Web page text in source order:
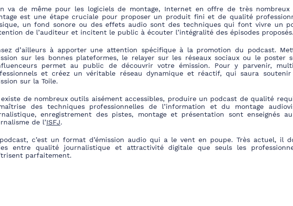
va de même pour les logiciels de montage, Internet en offre de très nombreux
est une étape cruciale pour proposer un produit fini et de qualité
un fond sonore ou des effets audio sont des techniques qui font vivre un
de l’auditeur et incitent le public à écouter l’intégralité des épisodes proposés.
d’ailleurs à apporter une attention spécifique à la promotion du podcast.
sur les bonnes plateformes, le relayer sur les réseaux sociaux ou le poster
permet au public de découvrir votre émission. Pour y parvenir,
essionnels et créez un véritable réseau dynamique et réactif, qui saura
sur la Toile.
existe de nombreux outils aisément accessibles, produire un podcast de qualité
des techniques professionnelles de l’information et du montage
enregistrement des pistes, montage et présentation sont enseignés
de l’ISFJ.
c’est un format d’émission audio qui a levent en poupe. Très actuel, il
entre qualité journalistique et attractivité digitale que seuls les
parfaitement.